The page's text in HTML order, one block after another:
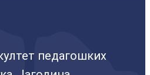
педагошких